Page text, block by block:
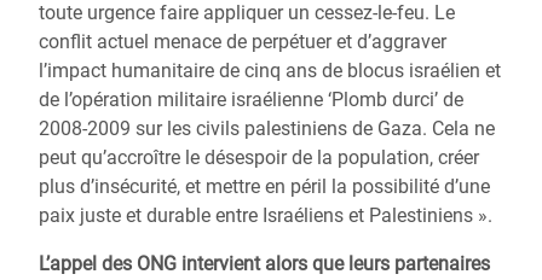
toute urgence faire appliquer un cessez-le-feu. Le
conflit actuel menace de perpétuer et d’aggraver
l’impact humanitaire de cinq ans de blocus israélien et
de l’opération militaire israélienne ‘Plomb durci’ de
2008-2009 sur les civils palestiniens de Gaza. Cela ne
peut qu’accroître le désespoir de la population, créer
plus d’insécurité, et mettre en péril la possibilité d’une
paix juste et durable entre Israéliens et Palestiniens ».
L’appel des ONG intervient alors que leurs partenaires